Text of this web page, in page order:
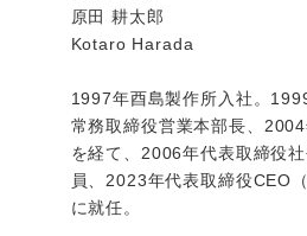
原田 耕太郎
Kotaro Harada
1997年酉島製作所入社。
常務取締役営業本部長、
を経て、2006年代表取締役
員、2023年代表取締役CEO
に就任。